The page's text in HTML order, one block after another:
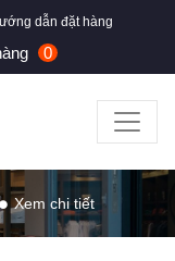
dẫn đặt hàng
0
Xem chi tiết